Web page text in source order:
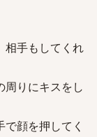
相手もしてくれ
周りにキスをし
顔を押してく